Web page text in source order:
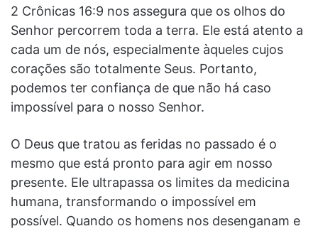
2 Crônicas 16:9 nos assegura que os olhos do
Senhor percorrem toda a terra. Ele está atento a
cada um de nós, especialmente àqueles cujos
corações são totalmente Seus. Portanto,
podemos ter confiança de que não há caso
impossível para o nosso Senhor.
O Deus que tratou as feridas no passado é o
mesmo que está pronto para agir em nosso
presente. Ele ultrapassa os limites da medicina
humana, transformando o impossível em
possível. Quando os homens nos desenganam e